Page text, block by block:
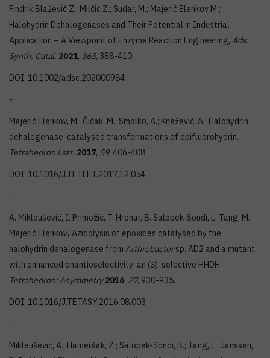
Findrik Blažević Z.; Milčić Z.; Sudar, M.; Majerić Elenkov M.;
Halohydrin Dehalogenases and Their Potential in Industrial
Application – A Viewpoint of Enzyme Reaction Engineering, Adv.
Synth. Catal. 2021, 363, 388-410.
DOI: 10.1002/adsc.202000984
-
Majerić Elenkov, M.; Čičak, M.; Smolko, A.; Knežević, A.; Halohydrin
dehalogenase-catalysed transformations of epifluorohydrin.
Tetrahedron Lett. 2017, 59, 406-408.
DOI: 10.1016/J.TETLET.2017.12.054
-
A. Mikleušević, I. Primožić, T. Hrenar, B. Salopek-Sondi, L. Tang, M.
Majerić Elenkov, Azidolysis of epoxides catalysed by the
halohydrin dehalogenase from Arthrobactersp. AD2 and a mutant
with enhanced enantioselectivity: an (S)-selective HHDH.
Tetrahedron: Asymmetry 2016, 27, 930-935.
DOI: 10.1016/J.TETASY.2016.08.003
-
Mikleušević, A.; Hameršak, Z.; Salopek-Sondi, B.; Tang, L.; Janssen,